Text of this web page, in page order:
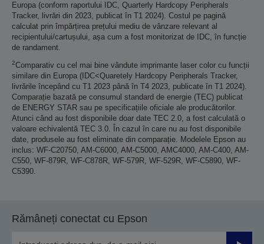
Europa (conform raportului IDC, Quarterly Hardcopy Peripherals
Tracker, livrări din 2023, publicat în T1 2024). Costul pe pagină
calculat prin împărțirea prețului mediu de vânzare relevant al
recipientului/cartușului, așa cum a fost monitorizat de IDC, în funcție
de randament.
2Comparativ cu cel mai bine vândute imprimante laser color cu funcții
similare din Europa (IDC<Quaretely Hardcopy Peripherals Tracker,
livrările începând cu T1 2023 până în T4 2023, publicate în T1 2024).
Comparație bazată pe consumul standard de energie (TEC) publicat
de ENERGY STAR sau pe specificațiile oficiale ale producătorilor.
Atunci când au fost disponibile doar date TEC 2.0, a fost calculată o
valoare echivalentă TEC 3.0. În cazul în care nu au fost disponibile
date, produsele au fost eliminate din comparație. Modelele Epson au
inclus: WF-C20750, AM-C6000, AM-C5000, AMC4000, AM-C400, AM-
C550, WF-879R, WF-C878R, WF-579R, WF-529R, WF-C5890, WF-
C5390.
Rămâneți conectat cu Epson